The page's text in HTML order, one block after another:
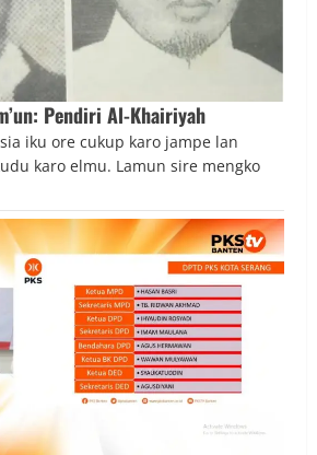
Pendiri Al-Khairiyah
iku ore cukup karo jampe lan
karo elmu. Lamun sire mengko